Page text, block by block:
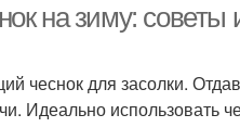
на зиму: советы
чеснок для засолки.
Идеально использовать